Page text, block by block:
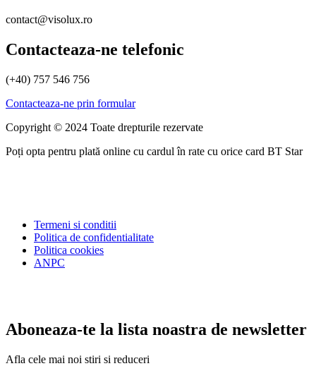
contact@visolux.ro
Contacteaza-ne telefonic
(+40) 757 546 756
Contacteaza-ne prin formular
Copyright © 2024 Toate drepturile rezervate
Poți opta pentru plată online cu cardul în rate cu orice card BT Star
Termeni si conditii
Politica de confidentialitate
Politica cookies
ANPC
Aboneaza-te la lista noastra de newsletter
Afla cele mai noi stiri si reduceri